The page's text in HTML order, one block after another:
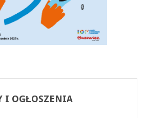
I OGŁOSZENIA